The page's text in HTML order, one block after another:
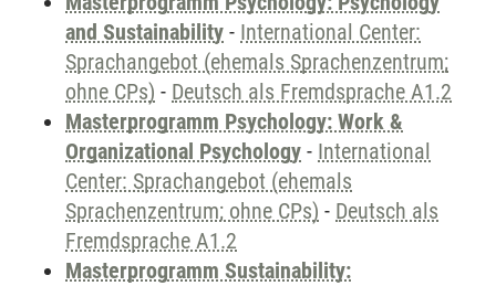
and Sustainability - International Center:
Sprachangebot (ehemals Sprachenzentrum;
ohne CPs) - Deutsch als Fremdsprache A1.2
Masterprogramm Psychology: Work &
Organizational Psychology - International
Center: Sprachangebot (ehemals
Sprachenzentrum; ohne CPs) - Deutsch als
Fremdsprache A1.2
Masterprogramm Sustainability: